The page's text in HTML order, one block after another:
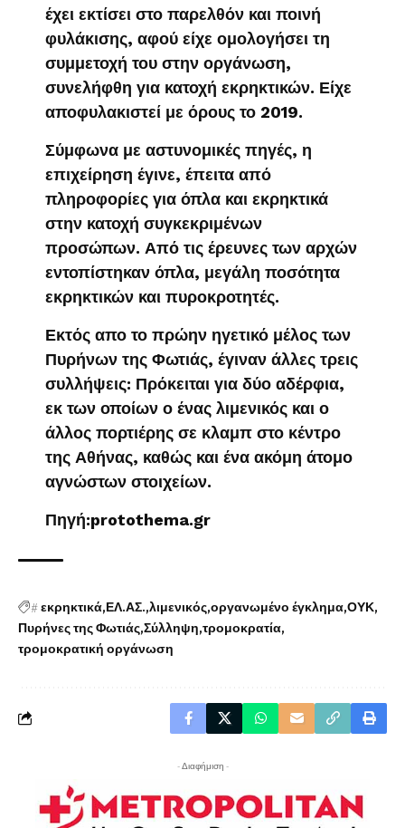
έχει εκτίσει στο παρελθόν και ποινή
φυλάκισης, αφού είχε ομολογήσει τη
συμμετοχή του στην οργάνωση,
συνελήφθη για κατοχή εκρηκτικών. Είχε
αποφυλακιστεί με όρους το 2019.
Σύμφωνα με αστυνομικές πηγές, η
επιχείρηση έγινε, έπειτα από
πληροφορίες για όπλα και εκρηκτικά
στην κατοχή συγκεκριμένων
προσώπων. Από τις έρευνες των αρχών
εντοπίστηκαν όπλα, μεγάλη ποσότητα
εκρηκτικών και πυροκροτητές.
Εκτός απο το πρώην ηγετικό μέλος των
Πυρήνων της Φωτιάς, έγιναν άλλες τρεις
συλλήψεις: Πρόκειται για δύο αδέρφια,
εκ των οποίων ο ένας λιμενικός και ο
άλλος πορτιέρης σε κλαμπ στο κέντρο
της Αθήνας, καθώς και ένα ακόμη άτομο
αγνώστων στοιχείων.
Πηγή:protothema.gr
#εκρηκτικά ΕΛ.ΑΣ. λιμενικός οργανωμένο έγκλημα ΟΥΚ
Πυρήνες της Φωτιάς Σύλληψη τρομοκρατία
τρομοκρατική οργάνωση
- Διαφήμιση -